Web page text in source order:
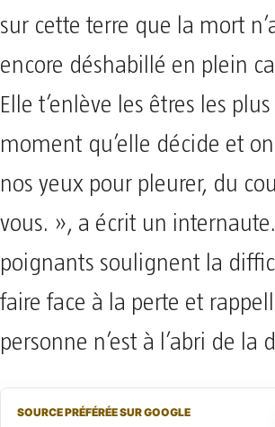
sur cette terre que la mort
encore déshabillé en plein
Elle t’enlève les êtres les
moment qu’elle décide et on
nos yeux pour pleurer, du
vous. », a écrit un
poignants soulignent la
faire face à la perte et
personne n’est à l’abri de la
SOURCE PRÉFÉRÉE SUR GOOGLE